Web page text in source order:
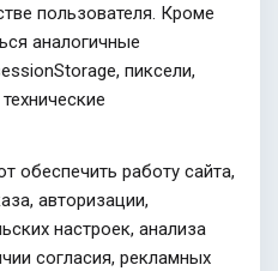
пользователя. Кроме
аналогичные
пиксели,
обеспечить работу сайта,
авторизации,
настроек, анализа
согласия, рекламных